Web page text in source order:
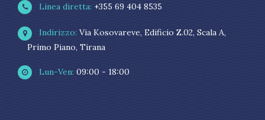
Linea diretta: +355 69 404 8535
Indirizzo: Via Kosovareve, Edificio Z.02, Scala A,
Primo Piano, Tirana
Lun-Ven: 09:00 - 18:00